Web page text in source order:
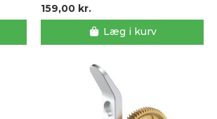
159,00 kr.
Læg i kurv